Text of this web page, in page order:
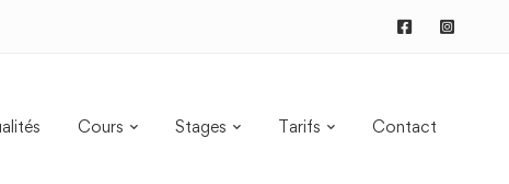
Cours Stages Tarifs Contact